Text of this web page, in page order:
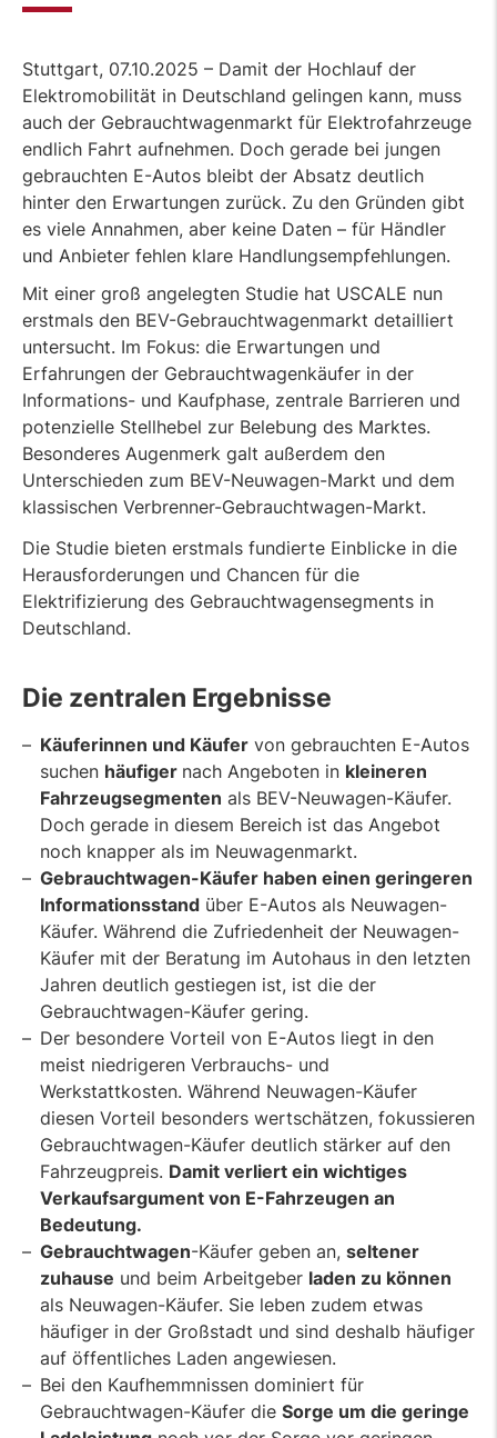
Stuttgart, 07.10.2025 – Damit der Hochlauf der
Elektromobilität in Deutschland gelingen kann, muss
auch der Gebrauchtwagenmarkt für Elektrofahrzeuge
endlich Fahrt aufnehmen. Doch gerade bei jungen
gebrauchten E-Autos bleibt der Absatz deutlich
hinter den Erwartungen zurück. Zu den Gründen gibt
es viele Annahmen, aber keine Daten – für Händler
und Anbieter fehlen klare Handlungsempfehlungen.
Mit einer groß angelegten Studie hat USCALE nun
erstmals den BEV-Gebrauchtwagenmarkt detailliert
untersucht. Im Fokus: die Erwartungen und
Erfahrungen der Gebrauchtwagenkäufer in der
Informations- und Kaufphase, zentrale Barrieren und
potenzielle Stellhebel zur Belebung des Marktes.
Besonderes Augenmerk galt außerdem den
Unterschieden zum BEV-Neuwagen-Markt und dem
klassischen Verbrenner-Gebrauchtwagen-Markt.
Die Studie bieten erstmals fundierte Einblicke in die
Herausforderungen und Chancen für die
Elektrifizierung des Gebrauchtwagensegments in
Deutschland.
Die zentralen Ergebnisse
Käuferinnen und Käufer von gebrauchten E-Autos
suchen häufiger nach Angeboten in kleineren
Fahrzeugsegmenten als BEV-Neuwagen-Käufer.
Doch gerade in diesem Bereich ist das Angebot
noch knapper als im Neuwagenmarkt.
Gebrauchtwagen-Käufer haben einen geringeren
Informationsstand über E-Autos als Neuwagen-
Käufer. Während die Zufriedenheit der Neuwagen-
Käufer mit der Beratung im Autohaus in den letzten
Jahren deutlich gestiegen ist, ist die der
Gebrauchtwagen-Käufer gering.
Der besondere Vorteil von E-Autos liegt in den
meist niedrigeren Verbrauchs- und
Werkstattkosten. Während Neuwagen-Käufer
diesen Vorteil besonders wertschätzen, fokussieren
Gebrauchtwagen-Käufer deutlich stärker auf den
Fahrzeugpreis. Damit verliert ein wichtiges
Verkaufsargument von E-Fahrzeugen an
Bedeutung.
Gebrauchtwagen-Käufer geben an, seltener
zuhause und beim Arbeitgeber laden zu können
als Neuwagen-Käufer. Sie leben zudem etwas
häufiger in der Großstadt und sind deshalb häufiger
auf öffentliches Laden angewiesen.
Bei den Kaufhemmnissen dominiert für
Gebrauchtwagen-Käufer die Sorge um die geringe